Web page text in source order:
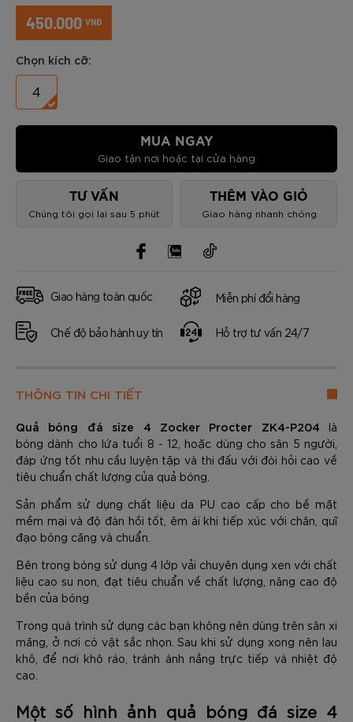
450.000 VNĐ
Chọn kích cỡ:
4
MUA NGAY
Giao tận nơi hoặc tại cửa hàng
TƯ VẤN
Chúng tôi gọi lại sau 5 phút
THÊM VÀO GIỎ
Giao hàng nhanh chóng
Giao hàng toàn quốc Miễn phí đổi hàng
Chế độ bảo hành uy tín Hỗ trợ tư vấn 24/7
THÔNG TIN CHI TIẾT
Quả bóng đá size 4 Zocker Procter ZK4-P204 là
bóng dành cho lứa tuổi 8 - 12, hoặc dùng cho sân 5 người,
đáp ứng tốt nhu cầu luyện tập và thi đấu với đòi hỏi cao về
tiêu chuẩn chất lượng của quả bóng.
Sản phẩm sử dụng chất liệu da PU cao cấp cho bề mặt
mềm mại và độ đàn hồi tốt, êm ái khi tiếp xúc với chân, quĩ
đạo bóng căng và chuẩn.
Bên trong bóng sử dụng 4 lớp vải chuyên dụng xen với chất
liệu cao su non, đạt tiêu chuẩn về chất lượng, nâng cao độ
bền của bóng
Trong quá trình sử dụng các bạn không nên dùng trên sân xi
măng, ở nơi có vật sắc nhọn. Sau khi sử dụng xong nên lau
khô, để nơi khô ráo, tránh ánh nắng trực tiếp và nhiệt độ
cao.
Một số hình ảnh quả bóng đá size 4